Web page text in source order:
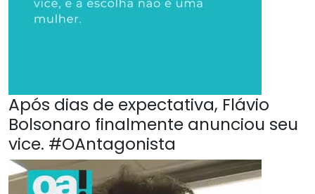
Após dias de expectativa, Flávio
Bolsonaro finalmente anunciou seu
vice. #OAntagonista